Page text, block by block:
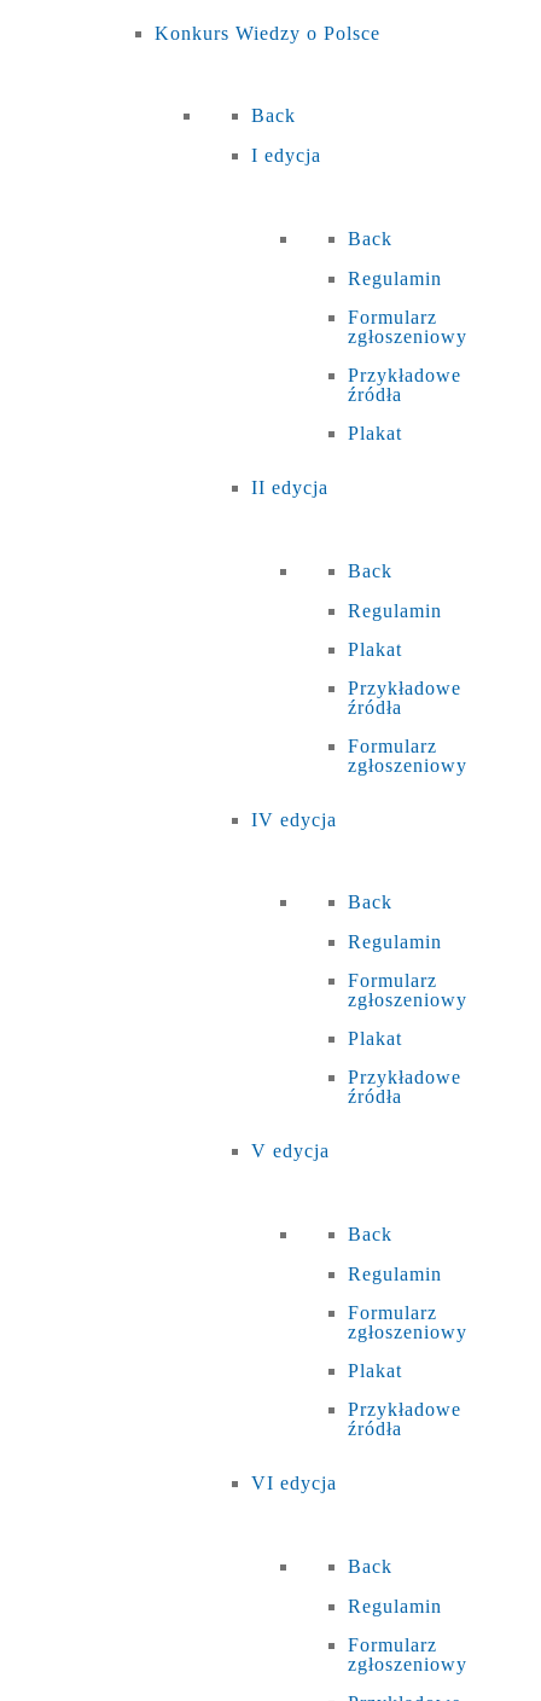
Konkurs Wiedzy o Polsce
Back
I edycja
Back
Regulamin
Formularz
zgłoszeniowy
Przykładowe
źródła
Plakat
II edycja
Back
Regulamin
Plakat
Przykładowe
źródła
Formularz
zgłoszeniowy
IV edycja
Back
Regulamin
Formularz
zgłoszeniowy
Plakat
Przykładowe
źródła
V edycja
Back
Regulamin
Formularz
zgłoszeniowy
Plakat
Przykładowe
źródła
VI edycja
Back
Regulamin
Formularz
zgłoszeniowy